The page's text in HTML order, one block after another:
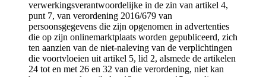
verwerkingsverantwoordelijke in de zin van artikel 4,
punt 7, van verordening 2016/679 van
persoonsgegevens die zijn opgenomen in advertenties
die op zijn onlinemarktplaats worden gepubliceerd, zich
ten aanzien van de niet-naleving van de verplichtingen
die voortvloeien uit artikel 5, lid 2, alsmede de artikelen
24 tot en met 26 en 32 van die verordening, niet kan